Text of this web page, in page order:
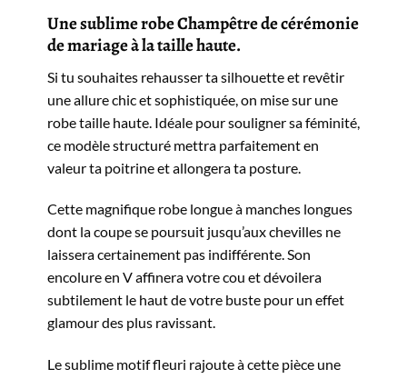
Une sublime robe Champêtre de cérémonie
de mariage à la taille haute.
Si tu souhaites rehausser ta silhouette et revêtir
une allure chic et sophistiquée, on mise sur une
robe taille haute. Idéale pour souligner sa féminité,
ce modèle structuré mettra parfaitement en
valeur ta poitrine et allongera ta posture.
Cette magnifique robe longue à manches longues
dont la coupe se poursuit jusqu’aux chevilles ne
laissera certainement pas indifférente. Son
encolure en V affinera votre cou et dévoilera
subtilement le haut de votre buste pour un effet
glamour des plus ravissant.
Le sublime motif fleuri rajoute à cette pièce une